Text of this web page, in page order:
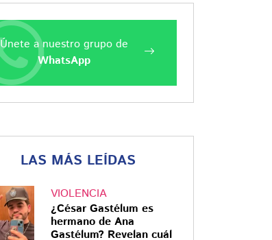
Únete a nuestro grupo de
WhatsApp
LAS MÁS LEÍDAS
VIOLENCIA
¿César Gastélum es
hermano de Ana
Gastélum? Revelan cuál